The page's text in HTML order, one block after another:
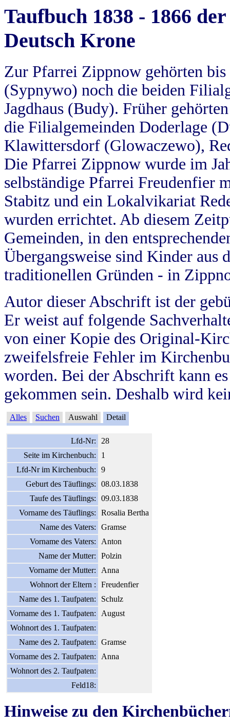
Taufbuch 1838 - 1866
Deutsch Krone
Zur Pfarrei Zippnow gehörten
(Sypnywo) noch die beiden
Jagdhaus (Budy). Früher
die Filialgemeinden Doderlage
Klawittersdorf (Glowaczewo),
Die Pfarrei Zippnow wurde im
selbständige Pfarrei Freudenfier
Stabitz und ein Lokalvikariat
wurden errichtet. Ab diesem
Gemeinden, in den
Übergangsweise sind Kinder aus
traditionellen Gründen - in
Autor dieser Abschrift ist der
Er weist auf folgende
von einer Kopie des Original-
zweifelsfreie Fehler im
worden. Bei der Abschrift kann
gekommen sein. Deshalb wird
Alles Suchen Auswahl Detail
Lfd-Nr:
28
Seite im Kirchenbuch:
1
Lfd-Nr im Kirchenbuch:
9
Geburt des Täuflings:
08.03.1838
Taufe des Täuflings:
09.03.1838
Vorname des Täuflings:
Rosalia Bertha
Name des Vaters:
Gramse
Vorname des Vaters:
Anton
Name der Mutter:
Polzin
Vorname der Mutter:
Anna
Wohnort der Eltern :
Freudenfier
Name des 1. Taufpaten:
Schulz
Vorname des 1. Taufpaten:
August
Wohnort des 1. Taufpaten:
Name des 2. Taufpaten:
Gramse
Vorname des 2. Taufpaten:
Anna
Wohnort des 2. Taufpaten:
Feld18:
Hinweise zu den